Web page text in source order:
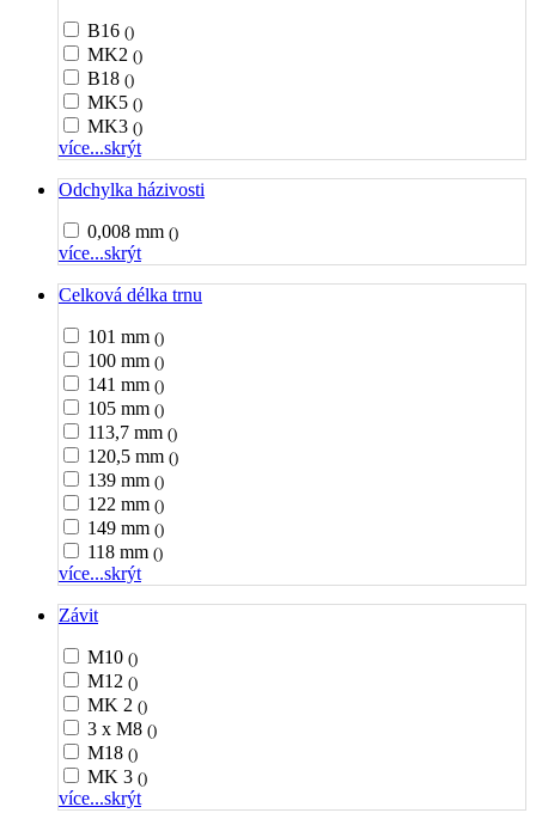
B16 ()
MK2 ()
B18 ()
MK5 ()
MK3 ()
více...skrýt
Odchylka házivosti
0,008 mm ()
více...skrýt
Celková délka trnu
101 mm ()
100 mm ()
141 mm ()
105 mm ()
113,7 mm ()
120,5 mm ()
139 mm ()
122 mm ()
149 mm ()
118 mm ()
více...skrýt
Závit
M10 ()
M12 ()
MK 2 ()
3 x M8 ()
M18 ()
MK 3 ()
více...skrýt